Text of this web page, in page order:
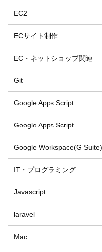
EC2
ECサイト制作
EC・ネットショップ関連
Git
Google Apps Script
Google Apps Script
Google Workspace(G Suite)
IT・プログラミング
Javascript
laravel
Mac